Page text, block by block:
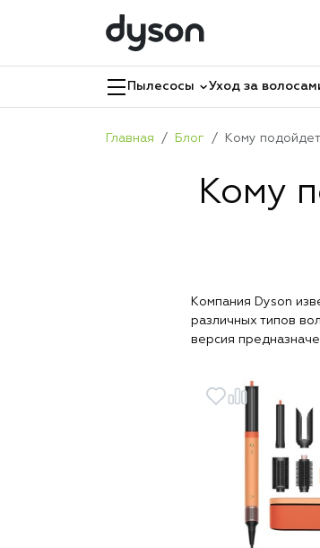
Пылесосы Уход за
Главная Блог Кому
Кому
Компания Dyson
различных типов
версия